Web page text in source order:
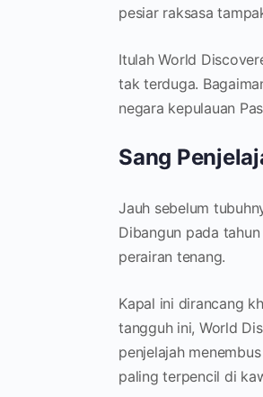
pesiar raksasa
Itulah World
tak terduga.
negara kepulauan
Sang
Jauh sebelum
Dibangun pada
perairan tenang.
Kapal ini dirancang
tangguh ini, World
penjelajah
paling terpencil di